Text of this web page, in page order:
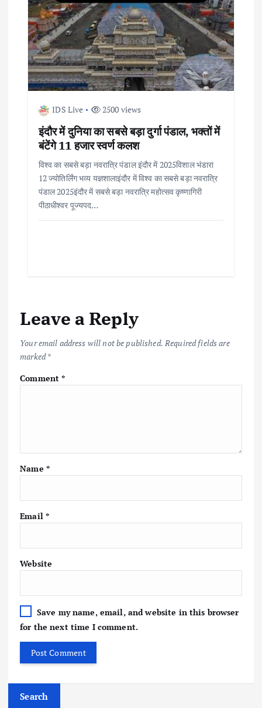
IDS Live 2500 views
इंदौर में दुनिया का सबसे बड़ा दुर्गा पंडाल, भक्तों में
बंटेंगे 11 हजार स्वर्ण कलश
विश्व का सबसे बड़ा नवरात्रि पंडाल इंदौर में 2025विशाल भंडारा
12 ज्योतिर्लिंग भव्य यज्ञशालाइंदौर में विश्व का सबसे बड़ा नवरात्रि
पंडाल 2025इंदौर में सबसे बड़ा नवरात्रि महोत्सव कृष्णागिरी
पीठाधीश्वर पूज्यपद…
Leave a Reply
Your email address will not be published. Required fields are
marked*
Comment*
Name *
Email *
Website
Save my name, email, and website in this browser
for the next time I comment.
Search